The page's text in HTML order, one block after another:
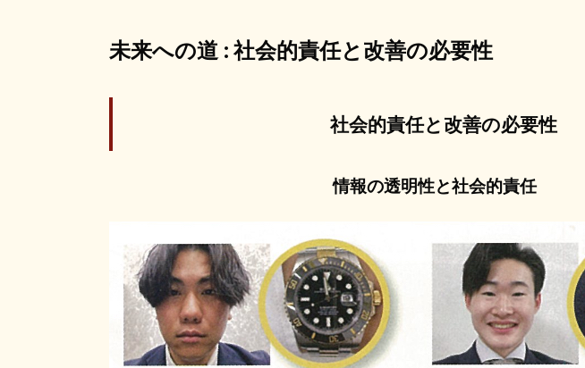
未来への道 : 社会的責任と改善の必要性
社会的責任と改善の必要性
情報の透明性と社会的責任